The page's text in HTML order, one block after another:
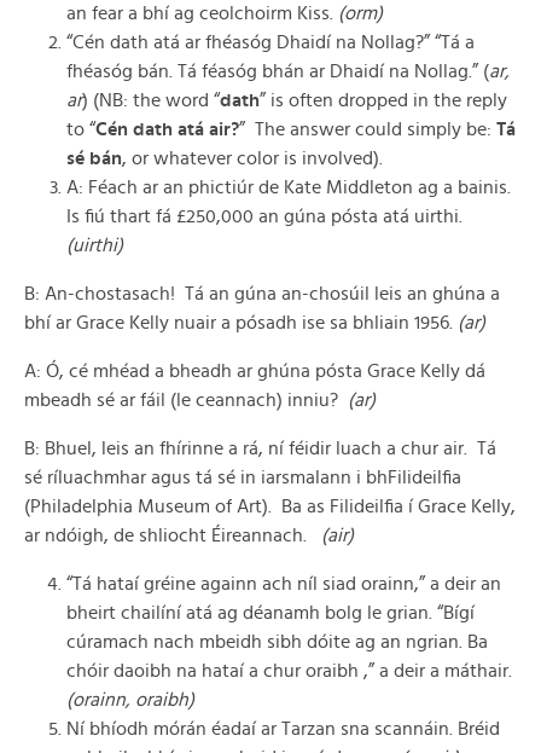
an fear a bhí ag ceolchoirm Kiss. (orm)
“Cén dath atá ar fhéasóg Dhaidí na Nollag?” “Tá a
fhéasóg bán. Tá féasóg bhán ar Dhaidí na Nollag.” (ar,
ar) (NB: the word “dath” is often dropped in the reply
to “Cén dath atá air?” The answer could simply be: Tá
sé bán, or whatever color is involved).
A: Féach ar an phictiúr de Kate Middleton ag a bainis.
Is fiú thart fá £250,000 an gúna pósta atá uirthi.
(uirthi)
B: An-chostasach! Tá an gúna an-chosúil leis an ghúna a
bhí ar Grace Kelly nuair a pósadh ise sa bhliain 1956. (ar)
A: Ó, cé mhéad a bheadh ar ghúna pósta Grace Kelly dá
mbeadh sé ar fáil (le ceannach) inniu? (ar)
B: Bhuel, leis an fhírinne a rá, ní féidir luach a chur air. Tá
sé ríluachmhar agus tá sé in iarsmalann i bhFilideilfia
(Philadelphia Museum of Art). Ba as Filideilfia í Grace Kelly,
ar ndóigh, de shliocht Éireannach. (air)
“Tá hataí gréine againn ach níl siad orainn,” a deir an
bheirt chailíní atá ag déanamh bolg le grian. “Bígí
cúramach nach mbeidh sibh dóite ag an ngrian. Ba
chóir daoibh na hataí a chur oraibh ,” a deir a máthair.
(orainn, oraibh)
Ní bhíodh mórán éadaí ar Tarzan sna scannáin. Bréid